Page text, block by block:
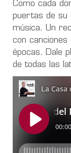
Como cada
puertas de su
música. Un
con canciones
épocas. Dale
de todas las